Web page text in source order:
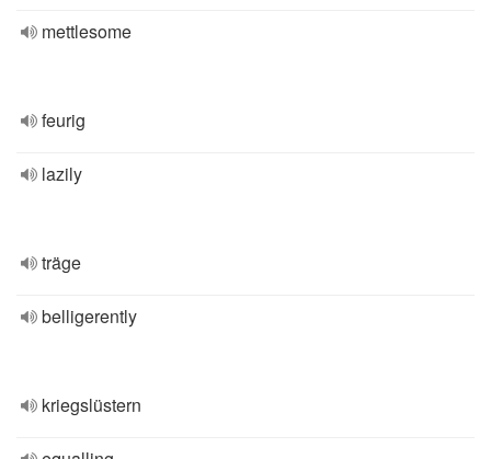
mettlesome
feurig
lazily
träge
belligerently
kriegslüstern